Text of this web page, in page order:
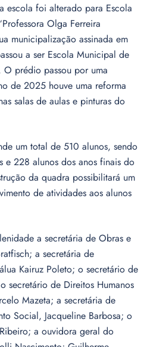
escola foi alterado para Escola
Olga Ferreira
municipalização assinada em
a ser Escola Municipal de
O prédio passou por uma
de 2025 houve uma reforma
salas de aulas e pinturas do
um total de 510 alunos, sendo
e 228 alunos dos anos finais do
da quadra possibilitará um
de atividades aos alunos
a secretária de Obras e
a secretária de
Kairuz Poleto; o secretário de
secretário de Direitos Humanos
Mazeta; a secretária de
Social, Jacqueline Barbosa; o
a ouvidora geral do